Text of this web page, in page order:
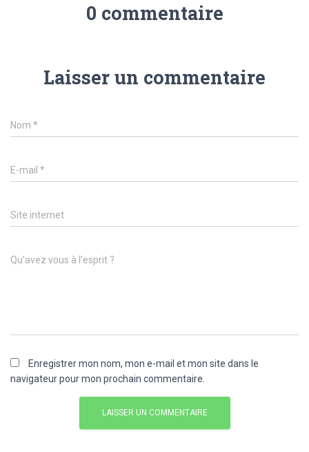
0 commentaire
Laisser un commentaire
Nom *
E-mail *
Site internet
Qu’avez vous à l’esprit ?
Enregistrer mon nom, mon e-mail et mon site dans le
navigateur pour mon prochain commentaire.